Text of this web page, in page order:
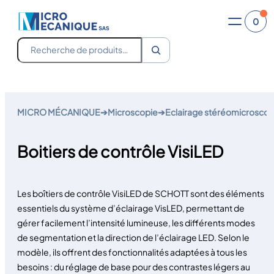
contenu
0
Recherche
MICRO MÉCANIQUE➔Microscopie➔Eclairage
Boitiers de contrôle VisiLED
Les boîtiers de contrôle VisiLED de SCHOTT sont des éléments
essentiels du système d’éclairage VisLED, permettant de
gérer facilement l’intensité lumineuse, les différents modes
de segmentation et la direction de l’éclairage LED. Selon le
modèle, ils offrent des fonctionnalités adaptées à tous les
besoins : du réglage de base pour des contrastes légers au